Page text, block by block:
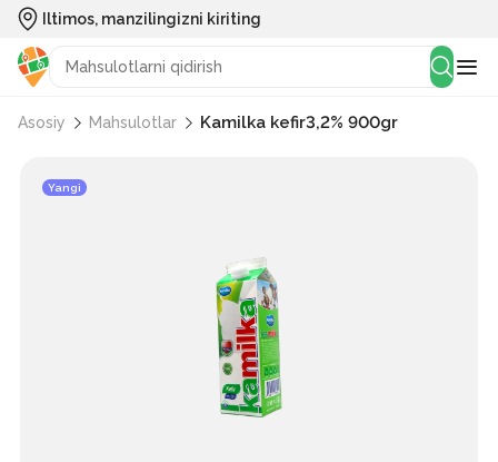
Iltimos, manzilingizni kiriting
Asosiy Mahsulotlar Kamilka kefir3,2% 900gr
Yangi